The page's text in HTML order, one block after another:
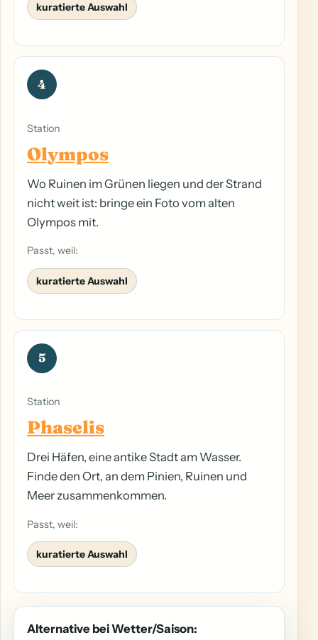
kuratierte Auswahl
4
Station
Olympos
Wo Ruinen im Grünen liegen und der Strand
nicht weit ist: bringe ein Foto vom alten
Olympos mit.
Passt, weil:
kuratierte Auswahl
5
Station
Phaselis
Drei Häfen, eine antike Stadt am Wasser.
Finde den Ort, an dem Pinien, Ruinen und
Meer zusammenkommen.
Passt, weil:
kuratierte Auswahl
Alternative bei Wetter/Saison: